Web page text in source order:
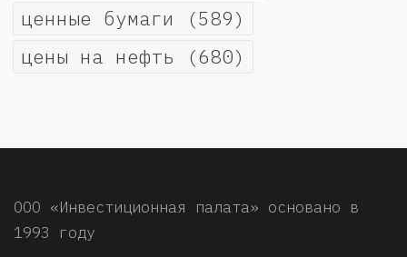
ценные бумаги (589)
цены на нефть (680)
ООО «Инвестиционная палата» основано в
1993 году